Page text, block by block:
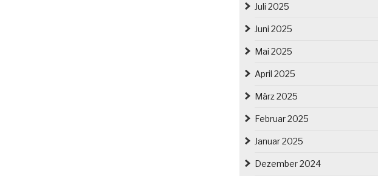
Juli 2025
Juni 2025
Mai 2025
April 2025
März 2025
Februar 2025
Januar 2025
Dezember 2024